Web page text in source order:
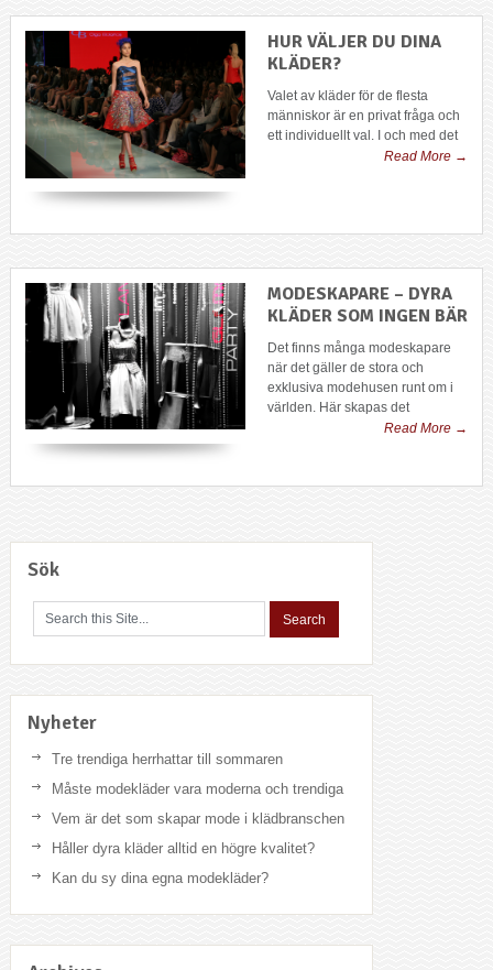
HUR VÄLJER DU DINA
KLÄDER?
Valet av kläder för de flesta
människor är en privat fråga och
ett individuellt val. I och med det
Read More →
MODESKAPARE – DYRA
KLÄDER SOM INGEN BÄR
Det finns många modeskapare
när det gäller de stora och
exklusiva modehusen runt om i
världen. Här skapas det
Read More →
Sök
Nyheter
Tre trendiga herrhattar till sommaren
Måste modekläder vara moderna och trendiga
Vem är det som skapar mode i klädbranschen
Håller dyra kläder alltid en högre kvalitet?
Kan du sy dina egna modekläder?